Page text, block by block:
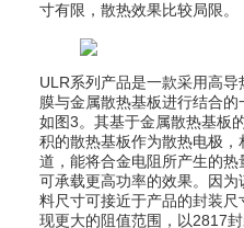
寸有限，散热效果比较局限。
ULR系列产品是一款采用高
膜与金属散热基板进行结合
如图3。其基于金属散热基板
积的散热基板作为散热电极
道，能将合金电阻所产生的热
可承载更高功率的效果。因
料尺寸可接近于产品的封装
现更大的阻值范围，以2817